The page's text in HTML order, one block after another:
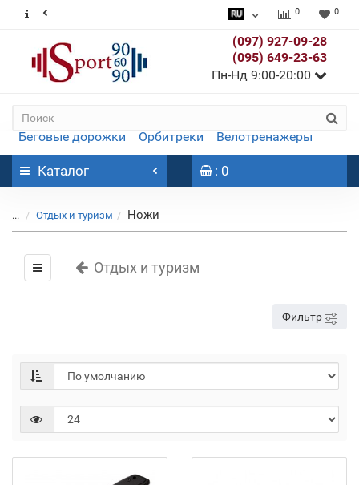
0 0
(097) 927-09-28
(095) 649-23-63
Пн-Нд 9:00-20:00
Беговые дорожки Орбитреки Велотренажеры
Каталог : 0
... Отдых и туризм Ножи
Отдых и туризм
Фильтр